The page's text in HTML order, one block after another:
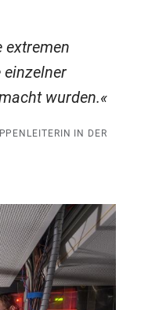
extremen
wurden.
IN DER